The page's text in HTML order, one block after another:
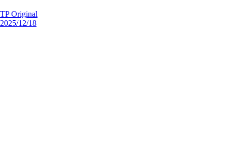
TP Original
2025/12/18